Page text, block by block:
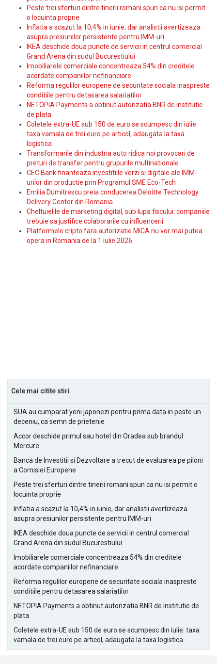
Peste trei sferturi dintre tinerii romani spun ca nu isi permit
o locuinta proprie
Inflatia a scazut la 10,4% in iunie, dar analistii avertizeaza
asupra presiunilor persistente pentru IMM-uri
IKEA deschide doua puncte de servicii in centrul comercial
Grand Arena din sudul Bucurestiului
Imobiliarele comerciale concentreaza 54% din creditele
acordate companiilor nefinanciare
Reforma regulilor europene de securitate sociala inaspreste
conditiile pentru detasarea salariatilor
NETOPIA Payments a obtinut autorizatia BNR de institutie
de plata
Coletele extra-UE sub 150 de euro se scumpesc din iulie:
taxa vamala de trei euro pe articol, adaugata la taxa
logistica
Transformarile din industria auto ridica noi provocari de
preturi de transfer pentru grupurile multinationale
CEC Bank finanteaza investitiile verzi si digitale ale IMM-
urilor din productie prin Programul SME Eco-Tech
Emilia Dumitrescu preia conducerea Deloitte Technology
Delivery Center din Romania
Cheltuielile de marketing digital, sub lupa fiscului: companiile
trebuie sa justifice colaborarile cu influencerii
Platformele cripto fara autorizatie MiCA nu vor mai putea
opera in Romania de la 1 iulie 2026
Cele mai citite stiri
SUA au cumparat yeni japonezi pentru prima data in peste un
deceniu, ca semn de prietenie
Accor deschide primul sau hotel din Oradea sub brandul
Mercure
Banca de Investitii si Dezvoltare a trecut de evaluarea pe piloni
a Comisiei Europene
Peste trei sferturi dintre tinerii romani spun ca nu isi permit o
locuinta proprie
Inflatia a scazut la 10,4% in iunie, dar analistii avertizeaza
asupra presiunilor persistente pentru IMM-uri
IKEA deschide doua puncte de servicii in centrul comercial
Grand Arena din sudul Bucurestiului
Imobiliarele comerciale concentreaza 54% din creditele
acordate companiilor nefinanciare
Reforma regulilor europene de securitate sociala inaspreste
conditiile pentru detasarea salariatilor
NETOPIA Payments a obtinut autorizatia BNR de institutie de
plata
Coletele extra-UE sub 150 de euro se scumpesc din iulie: taxa
vamala de trei euro pe articol, adaugata la taxa logistica